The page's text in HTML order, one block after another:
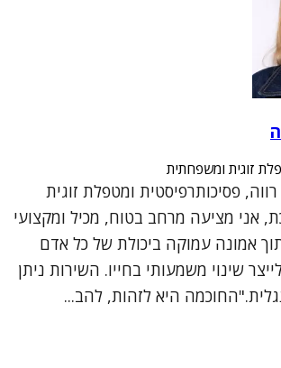
זוגית ומשפחתית
פסיכותרפיסטית ומטפלת זוגית
אני מציעה מרחב בטוח, מכיל ומקצועי
אמונה עמוקה ביכולת של כל אדם
שינוי משמעותי בחייו. השירות ניתן
היא לזהות, להב...